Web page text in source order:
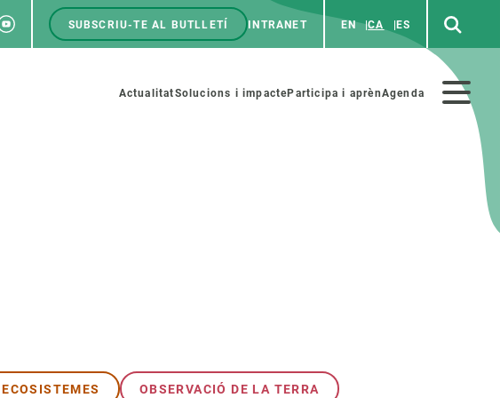
Menú
SUBSCRIU-TE AL BUTLLETÍ INTRANET EN CA ES
Menú
ActualitatSolucions i impacteParticipa i aprènAgenda
OBSERVACIÓ DE LA TERRA
ERC COL·LABORA Notícies